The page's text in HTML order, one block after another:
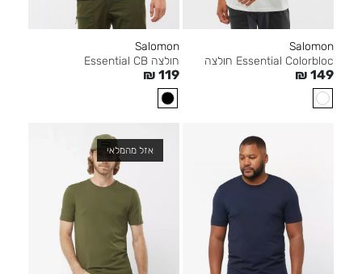
Salomon
Essential Colorbloc חולצה
₪ 149
Salomon
חולצה Essential CB
₪ 119
אזל מהמלאי